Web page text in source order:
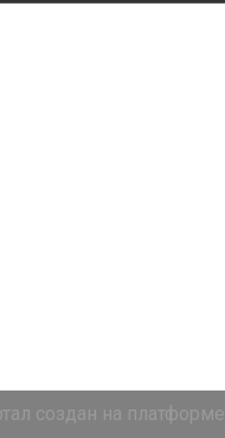
создан на платформе